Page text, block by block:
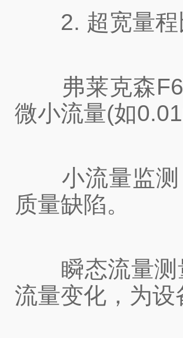
2. 超宽量程比
弗莱克森
微小流量(如
小流量监测
质量缺陷。
瞬态流量测量
流量变化，为